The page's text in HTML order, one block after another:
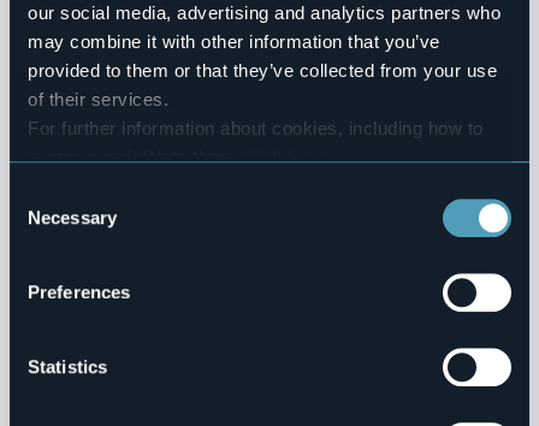
our social media, advertising and analytics partners who
may combine it with other information that you’ve
provided to them or that they’ve collected from your use
of their services.
For further information about cookies, including how to
manage and delete themclick here.
Selection
Necessary
Preferences
Statistics
Controlli e rilievi sull'amministrazione
Pagamenti dell'Amministrazione
Informazioni Ambientali